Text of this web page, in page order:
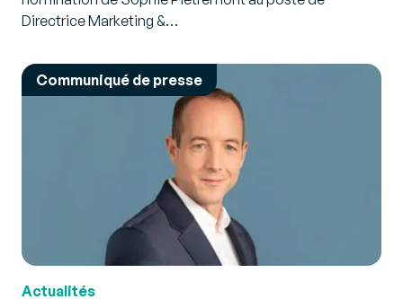
Directrice Marketing &…
Communiqué de presse
Actualités